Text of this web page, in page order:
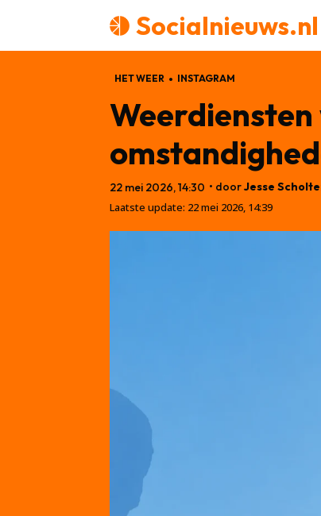
Socialnieuws.nl
HET WEER INSTAGRAM
22 mei 2026, 14:30 • doorJesse
Laatste update: 22 mei 2026, 14:39